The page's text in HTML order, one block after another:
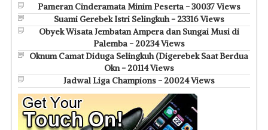
Pameran Cinderamata Minim Peserta - 30037 Views
Suami Gerebek Istri Selingkuh - 23316 Views
Obyek Wisata Jembatan Ampera dan Sungai Musi di
Palemba - 20234 Views
Oknum Camat Diduga Selingkuh (Digerebek Saat Berdua
Okn - 20114 Views
Jadwal Liga Champions - 20024 Views